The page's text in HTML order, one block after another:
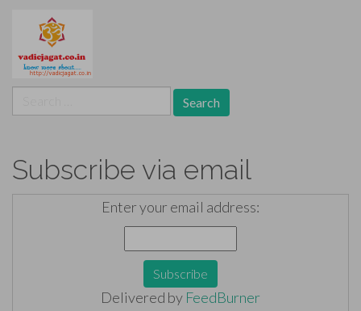
for:
Subscribe via email
Enter your email address:
Delivered by FeedBurner